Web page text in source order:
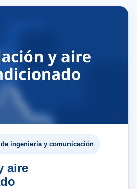
ingeniería y comunicación
aire